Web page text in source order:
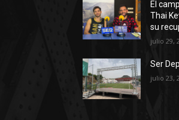
El
Thai
su
julio 29,
Ser
julio 23,